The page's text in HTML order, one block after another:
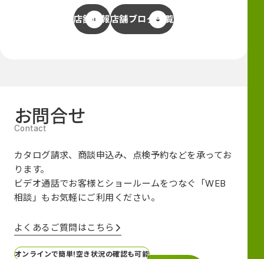
店舗情報店舗ブログ一覧
お問合せ
カタログ請求、商談申込み、点検予約などを承ってお
ります。
ビデオ通話でお客様とショールームをつなぐ
「WEB
相談」も お気軽にご利用ください。
よくあるご質問はこちら
オンラインで簡単!空き状況の確認も可能